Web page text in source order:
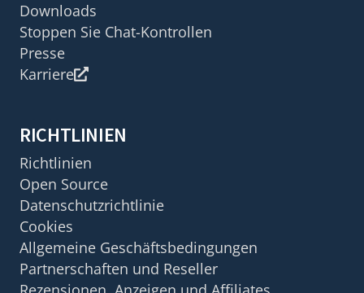
Downloads
Stoppen Sie Chat-Kontrollen
Presse
Karriere
RICHTLINIEN
Richtlinien
Open Source
Datenschutzrichtlinie
Cookies
Allgemeine Geschäftsbedingungen
Partnerschaften und Reseller